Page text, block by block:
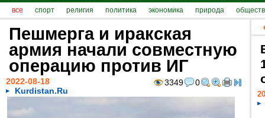
все спорт религия политика экономика природа
Пешмерга и иракская
армия начали совместную
операцию против ИГ
3349 0
2022-08-18
Kurdistan.Ru